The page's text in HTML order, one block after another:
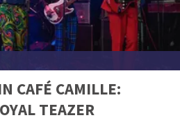
CAFÉ CAMILLE:
TEAZER